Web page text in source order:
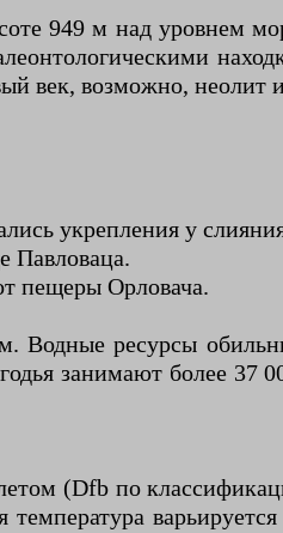
949 м над уровнем
век, возможно, неолит
укрепления у
Павловаца.
пещеры Орловача.
ресурсы
занимают более 37
(Dfb по